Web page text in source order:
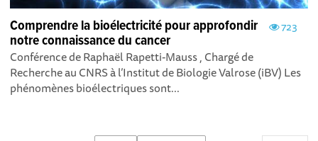
723
Comprendre la bioélectricité pour approfondir
notre connaissance du cancer
Conférence de Raphaël Rapetti-Mauss , Chargé de
Recherche au CNRS à l’Institut de Biologie Valrose (iBV) Les
phénomènes bioélectriques sont...